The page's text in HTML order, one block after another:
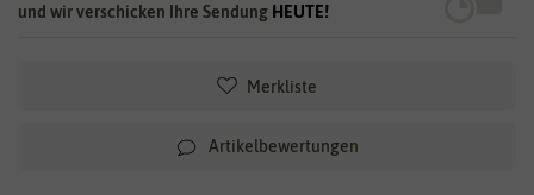
und wir verschicken Ihre Sendung HEUTE!
Merkliste
Artikelbewertungen